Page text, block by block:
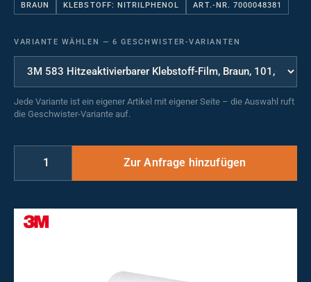
BRAUN KLEBSTOFF: NITRILPHENOL ART.-NR. 7000048381
VARIANTE WÄHLEN — 6 GESCHWISTER-VARIANTEN
Jede Variante ist ein eigener Artikel mit eigener Seite – die Auswahl ruft
die Geschwister-Variante auf.